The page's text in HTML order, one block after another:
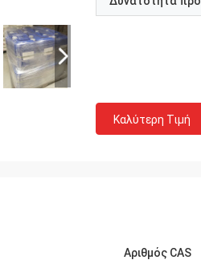
Καλύτερη Τιμή
Αριθμός CAS